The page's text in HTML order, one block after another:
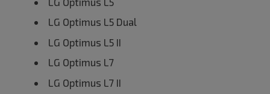
LG Optimus L5 Dual
LG Optimus L5 II
LG Optimus L7
LG Optimus L7 II